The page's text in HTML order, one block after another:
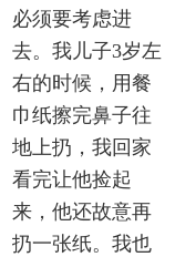
必须要考虑进
去。我儿子3岁左
右的时候，用餐
巾纸擦完鼻子往
地上扔，我回家
看完让他捡起
来，他还故意再
扔一张纸。我也